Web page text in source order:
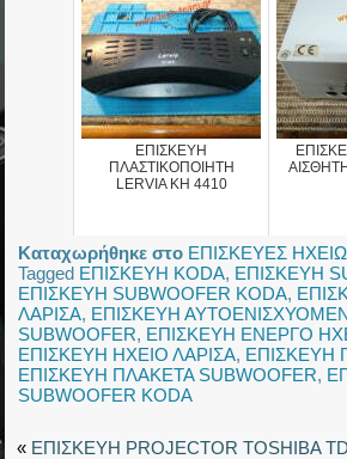
ΕΠΙΣΚΕΥΗ
ΠΛΑΣΤΙΚΟΠΟΙΗΤΗ
LERVIA KH 4410
Καταχωρήθηκε στο ΕΠΙΣΚΕΥΕΣ
Tagged ΕΠΙΣΚΕΥΗ KODA, ΕΠΙΣΚΕΥΗ
ΕΠΙΣΚΕΥΗ SUBWOOFER KODA,
ΛΑΡΙΣΑ, ΕΠΙΣΚΕΥΗ
SUBWOOFER, ΕΠΙΣΚΕΥΗ ΕΝΕΡΓΟ
ΕΠΙΣΚΕΥΗ ΗΧΕΙΟ ΛΑΡΙΣΑ, ΕΠΙΣΚΕΥΗ
ΕΠΙΣΚΕΥΗ ΠΛΑΚΕΤΑ SUBWOOFER,
SUBWOOFER KODA
« ΕΠΙΣΚΕΥΗ PROJECTOR TOSHIBA